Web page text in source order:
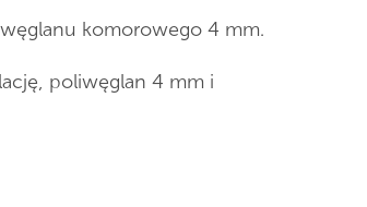
komorowego 4 mm.
poliwęglan 4 mm i